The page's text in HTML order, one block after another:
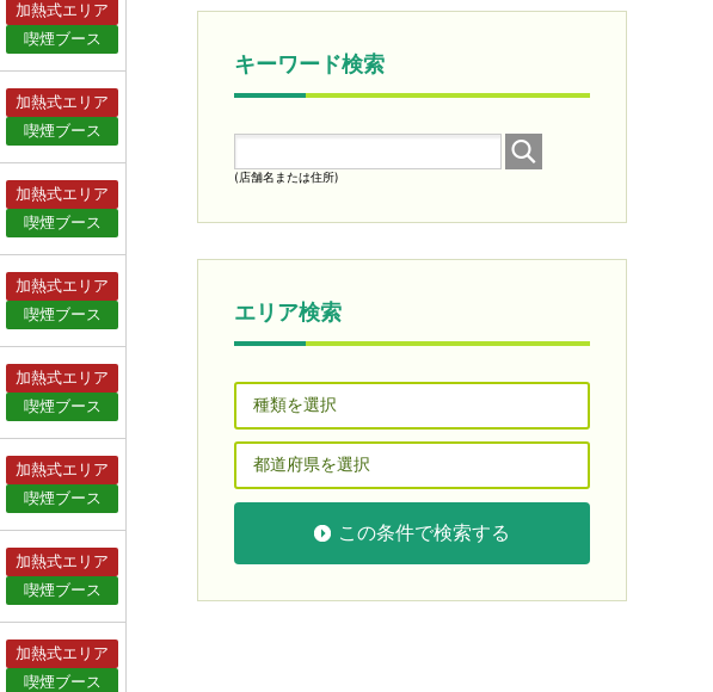
加熱式エリア
喫煙ブース
加熱式エリア
喫煙ブース
加熱式エリア
喫煙ブース
加熱式エリア
喫煙ブース
加熱式エリア
喫煙ブース
加熱式エリア
喫煙ブース
加熱式エリア
喫煙ブース
加熱式エリア
喫煙ブース
キーワード検索
(店舗名または住所)
エリア検索
この条件で検索する